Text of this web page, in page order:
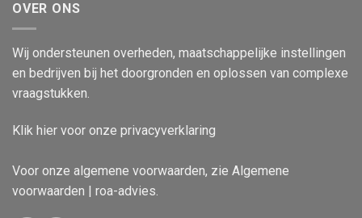
OVER ONS
Wij ondersteunen overheden, maatschappelijke instellingen
en bedrijven bij het doorgronden en oplossen van complexe
vraagstukken.
Klik hier voor onze privacyverklaring
Voor onze algemene voorwaarden, zie Algemene
voorwaarden | roa-advies